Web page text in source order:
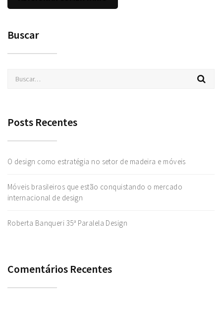
Buscar
Buscar
Posts Recentes
O design como estratégia no setor de madeira e móveis
Móveis brasileiros que estão conquistando o mercado
internacional de design
Roberta Banqueri 35ª Paralela Design
Comentários Recentes